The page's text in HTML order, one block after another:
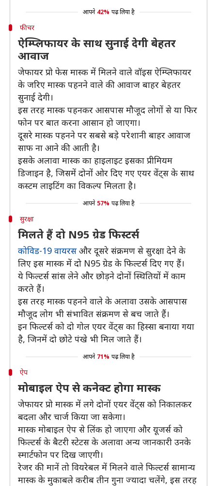
आपने 42% पढ़ लिया है
फीचर
ऐम्प्लिफायर के साथ सुनाई देगी बेहतर
आवाज
जेफायर प्रो फेस मास्क में मिलने वाले वॉइस ऐम्प्लिफायर
के जरिए मास्क पहनने वाले की आवाज बाहर बेहतर
सुनाई देगी।
इस तरह मास्क पहनकर आसपास मौजूद लोगों से या फिर
फोन पर बात करना आसान हो जाएगा।
दूसरे मास्क पहनने पर सबसे बड़े परेशानी बाहर आवाज
साफ ना आने की आती है।
इसके अलावा मास्क का हाइलाइट इसका प्रीमियम
डिजाइन है, जिसमें दोनों ओर दिए गए एयर वेंट्स के साथ
कस्टम लाइटिंग का विकल्प मिलता है।
आपने 57% पढ़ लिया है
सुरक्षा
मिलते हैं दो N95 ग्रेड फिस्टर्स
कोविड-19 वायरसऔर दूसरे संक्रमण से सुरक्षा देने के
लिए इस मास्क में दो N95 ग्रेड के फिल्टर्स दिए गए हैं।
ये फिल्टर्स सांस लेने और छोड़ने दोनों स्थितियों में काम
करते हैं।
इस तरह मास्क पहनने वाले के अलावा उसके आसपास
मौजूद लोग भी संभावित संक्रमण से बच जाते हैं।
इन फिल्टर्स को दो गोल एयर वेंट्स का हिस्सा बनाया गया
है, जिनमें दो छोटे पंखे भी मिल जाते हैं।
आपने 71% पढ़ लिया है
ऐप
मोबाइल ऐप से कनेक्ट होगा मास्क
जेफायर प्रो मास्क में लगे दोनों एयर वेंट्स को निकालकर
बदला और चार्ज किया जा सकेगा।
मास्क मोबाइल ऐप से लिंक हो जाएगा और यूजर्स को
फिल्टर्स के बैटरी स्टेटस के अलावा अन्य जानकारी उनके
स्मार्टफोन पर दिख जाएगी।
रेजर की मानें तो वियरेबल में मिलने वाले फिल्टर्स सामान्य
मास्क के मुकाबले करीब तीन गुना ज्यादा चलेंगे, इस तरह